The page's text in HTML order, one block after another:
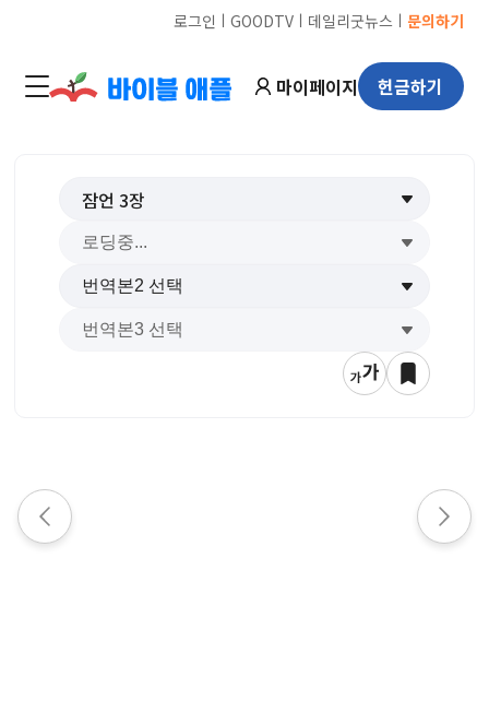
로그인 ㅣ GOODTVㅣ 데일리굿뉴스 ㅣ 문의하기
마이페이지 헌금하기
잠언 3장